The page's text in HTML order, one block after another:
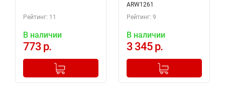
Рейтинг: 11
В наличии
773 р.
+
Добавлено в корзину
ARW1261
Рейтинг: 9
В наличии
3 345 р.
+
Добавлено в корзину